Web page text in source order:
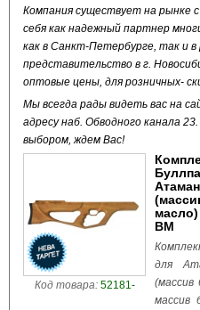
Компания существует на рынке
себя как надежный партнер
как в Санкт-Петербурге, так и в
представительство в г.
оптовые цены, для розничных-
Мы всегда рады видеть вас на
адресу наб. Обводного канала
выбором, ждем Вас!
Код товара:52181-
BM
для
(массив
массив